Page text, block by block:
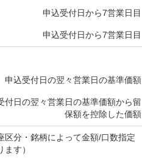
申込受付日から7営業日目
申込受付日から7営業日目
申込受付日の翌々営業日の基準価額
付日の翌々営業日の基準価額から留
保額を控除した価額
区分・銘柄によって金額/口数指定
す）